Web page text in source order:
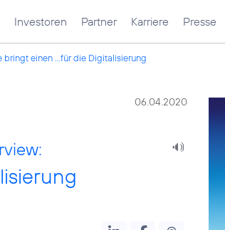
Investoren Partner Karriere Presse
bringt einen ...für die Digitalisierung
06.04.2020